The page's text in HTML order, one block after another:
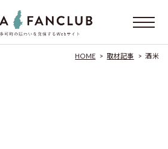
HOME > 取材記事 > 酒米